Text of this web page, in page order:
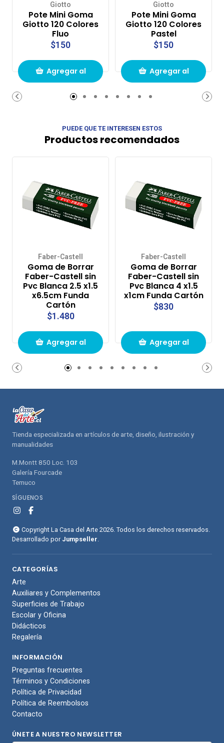
Giotto
Pote Mini Goma
Giotto 120 Colores
Fluo
$150
Agregar al
carrito de
Giotto
Pote Mini Goma
Giotto 120 Colores
Pastel
$150
Agregar al
carrito de
PUEDE QUE TE INTERESEN ESTOS
Productos recomendados
Faber-Castell
Goma de Borrar
Faber-Castell sin
Pvc Blanca 2.5 x1.5
x6.5cm Funda
Cartón
$1.480
Agregar al
carrito de
compras
Faber-Castell
Goma de Borrar
Faber-Castell sin
Pvc Blanca 4 x1.5
x1cm Funda Cartón
$830
Agregar al
carrito de
compras
Tienda especializada en artículos de arte, diseño, ilustración y
manualidades
M.Montt 850 Loc. 103
Galería Fourcade
Temuco
SÍGUENOS
Copyright La Casa del Arte 2026. Todos los derechos reservados.
Desarrollado por Jumpseller
CATEGORÍAS
Arte
Auxiliares y Complementos
Superficies de Trabajo
Escolar y Oficina
Didácticos
Regalería
INFORMACIÓN
Preguntas frecuentes
Términos y Condiciones
Política de Privacidad
Política de Reembolsos
Contacto
ÚNETE A NUESTRO NEWSLETTER